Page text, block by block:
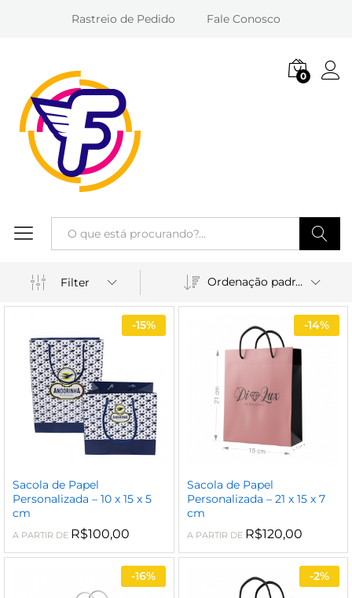
Rastreio de Pedido Fale Conosco
0
Filter
Ordenação padrão
-15%
Sacola de Papel
Personalizada – 10 x 15 x 5
cm
A PARTIR DE R$100,00
-14%
Sacola de Papel
Personalizada – 21 x 15 x 7
cm
A PARTIR DE R$120,00
-16% -2%